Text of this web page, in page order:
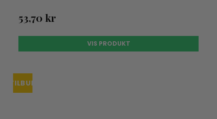
53,70 kr
VIS PRODUKT
TILBUD